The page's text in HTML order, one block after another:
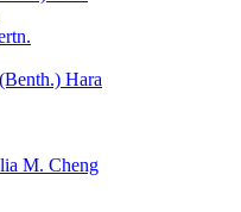
Hara
M. Cheng